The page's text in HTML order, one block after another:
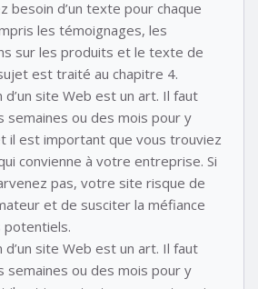
besoin d’un texte pour chaque
les témoignages, les
sur les produits et le texte de
est traité au chapitre 4.
d’un site Web est un art. Il faut
semaines ou des mois pour y
il est important que vous trouviez
convienne à votre entreprise. Si
pas, votre site risque de
et de susciter la méfiance
potentiels.
d’un site Web est un art. Il faut
semaines ou des mois pour y